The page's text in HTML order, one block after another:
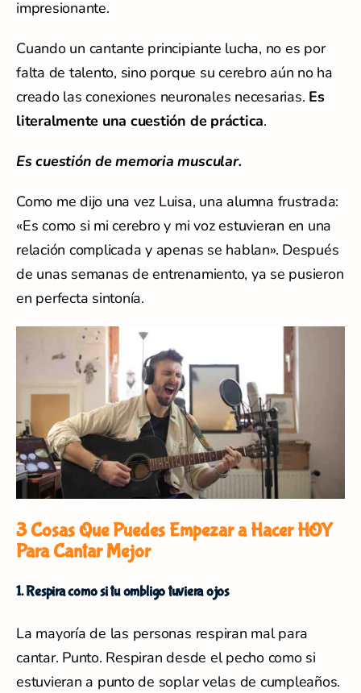
impresionante.
Cuando un cantante principiante lucha, no es por
falta de talento, sino porque su cerebro aún no ha
creado las conexiones neuronales necesarias. Es
literalmente una cuestión de práctica.
Es cuestión de memoria muscular.
Como me dijo una vez Luisa, una alumna frustrada:
«Es como si mi cerebro y mi voz estuvieran en una
relación complicada y apenas se hablan». Después
de unas semanas de entrenamiento, ya se pusieron
en perfecta sintonía.
3 Cosas Que Puedes Empezar a Hacer HOY
Para Cantar Mejor
1. Respira como si tu ombligo tuviera ojos
La mayoría de las personas respiran mal para
cantar. Punto. Respiran desde el pecho como si
estuvieran a punto de soplar velas de cumpleaños.